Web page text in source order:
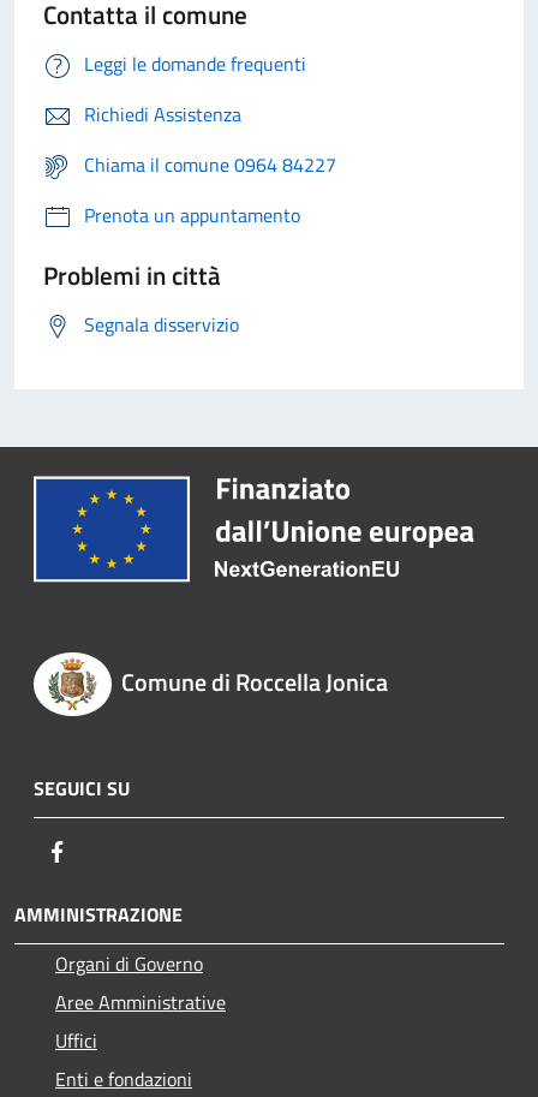
Contatta il comune
Leggi le domande frequenti
Richiedi Assistenza
Chiama il comune 0964 84227
Prenota un appuntamento
Problemi in città
Segnala disservizio
Comune di Roccella Jonica
SEGUICI SU
AMMINISTRAZIONE
Organi di Governo
Aree Amministrative
Uffici
Enti e fondazioni